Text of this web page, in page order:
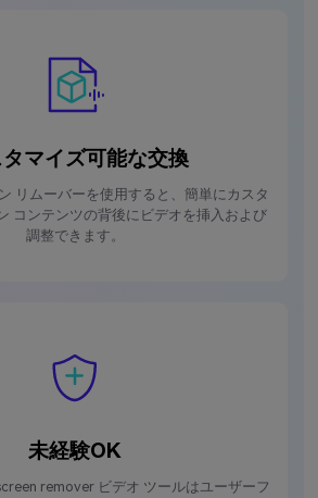
タマイズ可能な交換
リムーバーを使用すると、簡単にカスタ
コンテンツの背後にビデオを挿入および
調整できます。
未経験OK
remover ビデオ ツールはユーザーフ